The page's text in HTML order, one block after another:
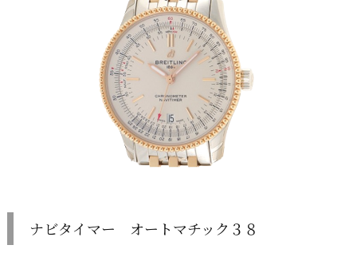
ナビタイマー オートマチック３８